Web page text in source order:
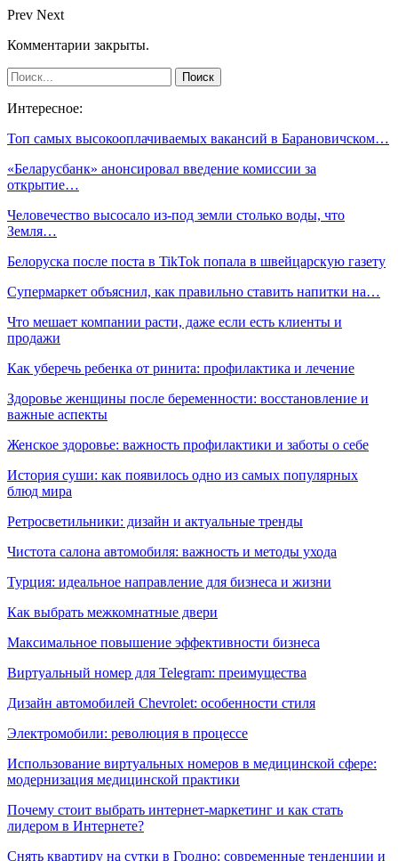
Prev Next
Комментарии закрыты.
Интересное:
Топ самых высокооплачиваемых вакансий в Барановичском…
«Беларусбанк» анонсировал введение комиссии за
открытие…
Человечество высосало из-под земли столько воды, что
Земля…
Белоруска после поста в TikTok попала в швейцарскую газету
Супермаркет объяснил, как правильно ставить напитки на…
Что мешает компании расти, даже если есть клиенты и
продажи
Как уберечь ребенка от ринита: профилактика и лечение
Здоровье женщины после беременности: восстановление и
важные аспекты
Женское здоровье: важность профилактики и заботы о себе
История суши: как появилось одно из самых популярных
блюд мира
Ретросветильники: дизайн и актуальные тренды
Чистота салона автомобиля: важность и методы ухода
Турция: идеальное направление для бизнеса и жизни
Как выбрать межкомнатные двери
Максимальное повышение эффективности бизнеса
Виртуальный номер для Telegram: преимущества
Дизайн автомобилей Chevrolet: особенности стиля
Электромобили: революция в процессе
Использование виртуальных номеров в медицинской сфере:
модернизация медицинской практики
Почему стоит выбрать интернет-маркетинг и как стать
лидером в Интернете?
Снять квартиру на сутки в Гродно: современные тенденции и